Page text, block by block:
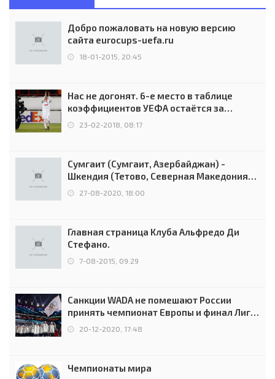
Добро пожаловать на новую версию
сайта eurocups-uefa.ru
18-01-2015, 20:45
Нас не догонят. 6-е место в таблице
коэффициентов УЕФА остаётся за
Россией
23-02-2018, 08:17
Сумгаит (Сумгаит, Азербайджан) -
Шкендия (Тетово, Северная Македония) -
0:2 (0:0)
27-08-2020, 18:00
Главная страница Клуба Альфредо Ди
Стефано.
7-08-2015, 09:29
Санкции WADA не помешают России
принять чемпионат Европы и финал Лиги
чемпионов.
20-12-2020, 17:48
Чемпионаты мира